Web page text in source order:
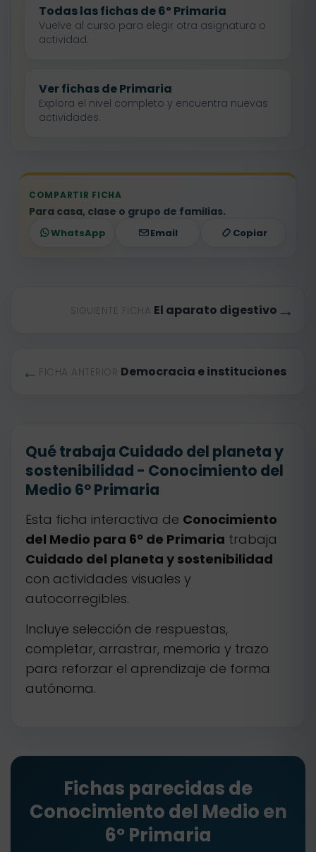
Todas las fichas de 6º Primaria
Vuelve al curso para elegir otra asignatura o
actividad.
Ver fichas de Primaria
Explora el nivel completo y encuentra nuevas
actividades.
COMPARTIR FICHA
Para casa, clase o grupo de familias.
WhatsApp Email Copiar
← FICHA ANTERIOR Democracia e instituciones
SIGUIENTE FICHA El aparato digestivo →
Qué trabaja Cuidado del planeta y
sostenibilidad - Conocimiento del
Medio 6º Primaria
Esta ficha interactiva de Conocimiento
del Medio para 6º de Primaria trabaja
Cuidado del planeta y sostenibilidad
con actividades visuales y
autocorregibles.
Incluye selección de respuestas,
completar, arrastrar, memoria y trazo
para reforzar el aprendizaje de forma
autónoma.
Fichas parecidas de
Conocimiento del Medio en
6º Primaria